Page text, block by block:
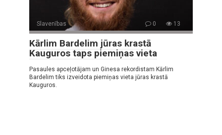
Slavenības 0 13
Kārlim Bardelim jūras krastā
Kauguros taps piemiņas vieta
Pasaules apceļotājam un Ginesa rekordistam Kārlim
Bardelim tiks izveidota piemiņas vieta jūras krastā
Kauguros.